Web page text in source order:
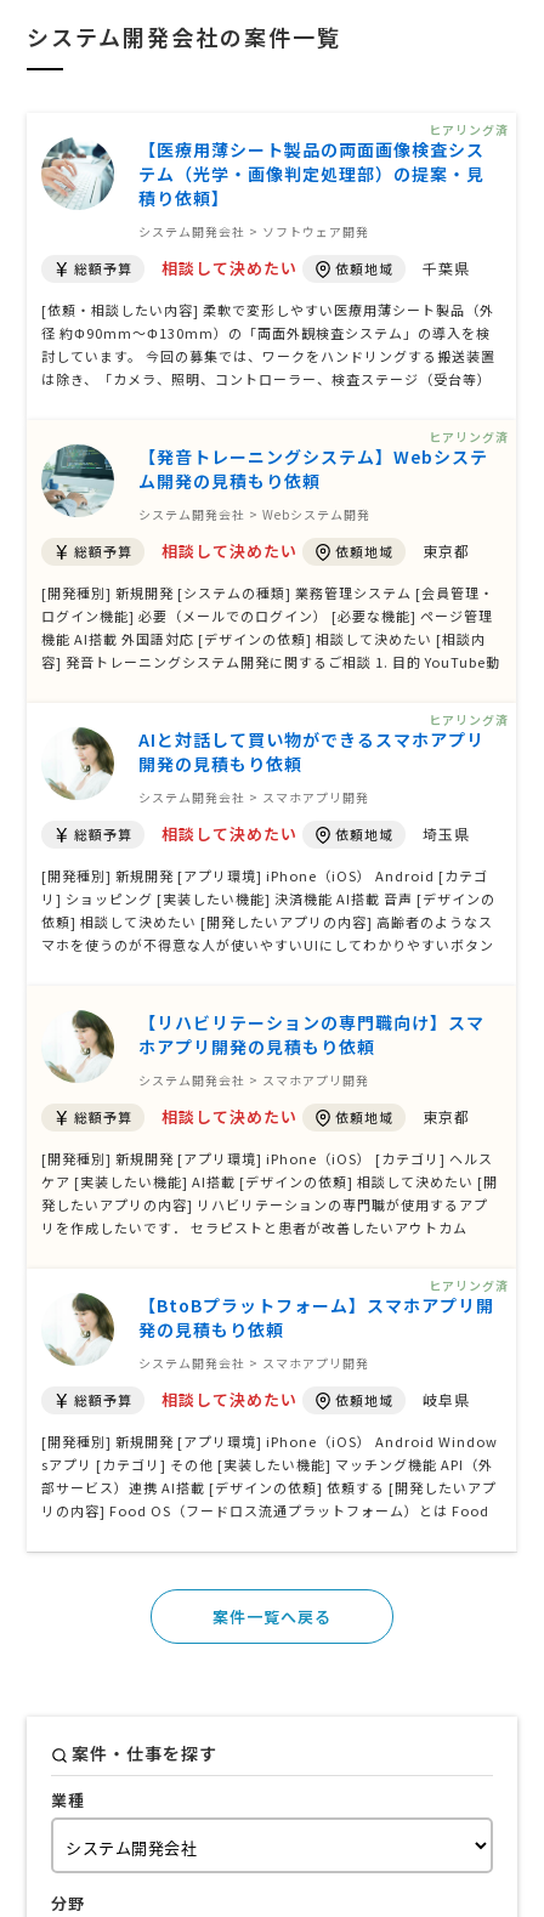
システム開発会社の案件一覧
【医療用薄シート製品の両面画像検査シス
テム（光学・画像判定処理部）の提案・見
積り依頼】
システム開発会社 > ソフトウェア開発
総額予算 相談して決めたい 依頼地域 千葉県
[依頼・相談したい内容] 柔軟で変形しやすい医療用薄シート製品（外
径 約Φ90mm～Φ130mm）の「両面外観検査システム」の導入を検
討しています。 今回の募集では、ワークをハンドリングする搬送装置
は除き、「カメラ、照明、コントローラー、検査ステージ（受台等）
提としています。そのため、搬 …
ヒアリング済
【発音トレーニングシステム】Webシステ
ム開発の見積もり依頼
システム開発会社 > Webシステム開発
総額予算 相談して決めたい 依頼地域 東京都
[開発種別] 新規開発 [システムの種類] 業務管理システム [会員管理・
ログイン機能] 必要（メールでのログイン） [必要な機能] ページ管理
機能 AI搭載 外国語対応 [デザインの依頼] 相談して決めたい [相談内
容] 発音トレーニングシステム開発に関するご相談 1. 目的 YouTube動
発したいと …
ヒアリング済
AIと対話して買い物ができるスマホアプリ
開発の見積もり依頼
システム開発会社 > スマホアプリ開発
総額予算 相談して決めたい 依頼地域 埼玉県
[開発種別] 新規開発 [アプリ環境] iPhone（iOS） Android [カテゴ
リ] ショッピング [実装したい機能] 決済機能 AI搭載 音声 [デザインの
依頼] 相談して決めたい [開発したいアプリの内容] 高齢者のようなス
マホを使うのが不得意な人が使いやすいUIにしてわかりやすいボタン
い物困難: 過 …
ヒアリング済
【リハビリテーションの専門職向け】スマ
ホアプリ開発の見積もり依頼
システム開発会社 > スマホアプリ開発
総額予算 相談して決めたい 依頼地域 東京都
[開発種別] 新規開発 [アプリ環境] iPhone（iOS） [カテゴリ] ヘルス
ケア [実装したい機能] AI搭載 [デザインの依頼] 相談して決めたい [開
発したいアプリの内容] リハビリテーションの専門職が使用するアプ
リを作成したいです． セラピストと患者が改善したいアウトカム
し，いくつかリコメ …【BtoBプラットフォーム】スマホアプリ開
発の見積もり依頼
システム開発会社 > スマホアプリ開発
総額予算 相談して決めたい 依頼地域 岐阜県
[開発種別] 新規開発 [アプリ環境] iPhone（iOS） Android Window
sアプリ [カテゴリ] その他 [実装したい機能] マッチング機能 API（外
部サービス）連携 AI搭載 [デザインの依頼] 依頼する [開発したいアプ
リの内容] Food OS（フードロス流通プラットフォーム）とは Food
どを、必要としている企業や団体へ最適にマッチングするBtoBプラッ
ヒアリング済
案件一覧へ戻る
案件・仕事を探す
業種
分野